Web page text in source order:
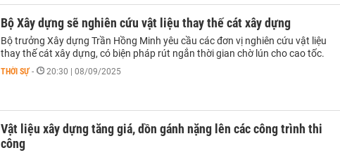
Bộ Xây dựng sẽ nghiên cứu vật liệu thay thế cát xây dựng
Bộ trưởng Xây dựng Trần Hồng Minh yêu cầu các đơn vị nghiên cứu vật liệu
thay thế cát xây dựng, có biện pháp rút ngắn thời gian chờ lún cho cao tốc.
THỜI SỰ - 20:30 | 08/09/2025
Vật liệu xây dựng tăng giá, dồn gánh nặng lên các công trình thi
công